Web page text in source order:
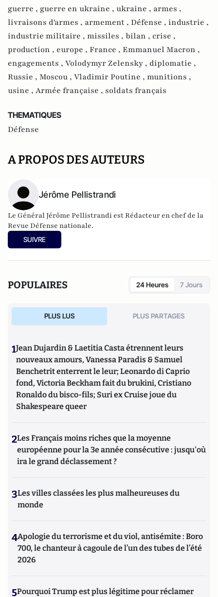
guerre , guerre en ukraine , ukraine , armes ,
livraisons d'armes , armement , Défense , industrie ,
industrie militaire , missiles , bilan , crise ,
production , europe , France , Emmanuel Macron ,
engagements , Volodymyr Zelensky , diplomatie ,
Russie , Moscou , Vladimir Poutine , munitions ,
usine , Armée française , soldats français
THEMATIQUES
Défense
A PROPOS DES AUTEURS
Jérôme Pellistrandi
Le Général Jérôme Pellistrandi est Rédacteur en chef de la
Revue Défense nationale.
SUIVRE
POPULAIRES 24 Heures 7 Jours
PLUS LUS PLUS PARTAGES
1Jean Dujardin & Laetitia Casta étrennent leurs
nouveaux amours, Vanessa Paradis & Samuel
Benchetrit enterrent le leur; Leonardo di Caprio
fond, Victoria Beckham fait du brukini, Cristiano
Ronaldo du bisco-fils; Suri ex Cruise joue du
Shakespeare queer
2Les Français moins riches que la moyenne
européenne pour la 3e année consécutive : jusqu'où
ira le grand déclassement ?
3Les villes classées les plus malheureuses du
monde
4Apologie du terrorisme et du viol, antisémite : Boro
700, le chanteur à cagoule de l’un des tubes de l’été
2026
5Pourquoi Trump est plus légitime pour réclamer